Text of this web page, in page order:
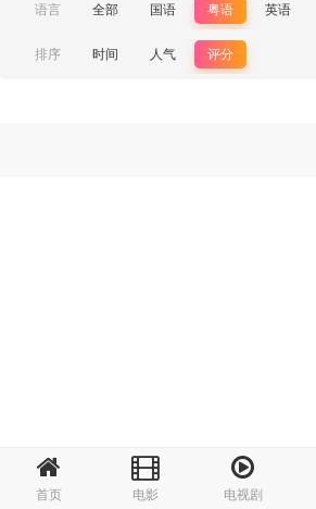
首页 电影 电视剧
语言 全部 国语 粤语 英语
排序 时间 人气 评分